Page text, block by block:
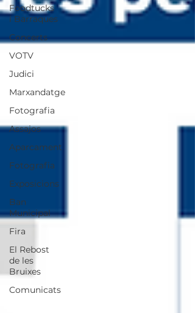
Foodtucks
i Barraques
Concerts
VOTV
Judici
Marxandatge
Fotografia
Assajos
Aparcament
Fotografia
Exposicions
Ban
Municipal
Fira
El Rebost
de les
Bruixes
Comunicats